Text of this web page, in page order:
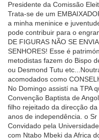
Presidente da Comissão
Trata-se de um
a minha meninice e
pode contribuir para o
DE FIGURAS NÃO SE
SENHORES! Esse é
metodistas fazem do Bispo
ou Desmond Tutu
acomodados como
No Domingo assistí na TPA
Convenção Baptista de
filho rejeitado da direcção
anos de independência. o
Convidado pela
com Ntabo Mbeki da Africa